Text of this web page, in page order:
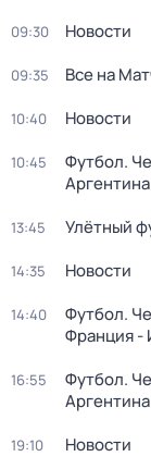
09:30 Новости
09:35 Все на
10:40 Новости
10:45
Футбол.
13:45 Улётный
14:35 Новости
14:40
Футбол.
Франция -
16:55
Футбол.
19:10 Новости